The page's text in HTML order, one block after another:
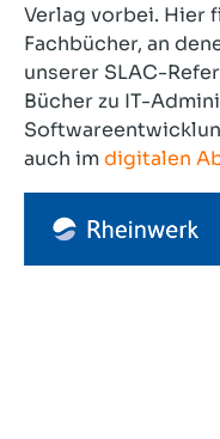
Verlag vorbei. Hier
Fachbücher, an
unserer SLAC-
Bücher zu IT-
auch imdigitalen